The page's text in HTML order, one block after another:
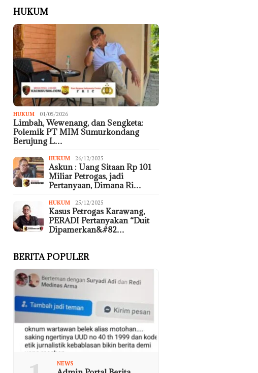
HUKUM
HUKUM 01/05/2026
Limbah, Wewenang, dan Sengketa:
Polemik PT MIM Sumurkondang
Berujung L…
HUKUM 26/12/2025
Askun : Uang Sitaan Rp 101
Miliar Petrogas, jadi
Pertanyaan, Dimana Ri…
HUKUM 25/12/2025
Kasus Petrogas Karawang,
PERADI Pertanyakan “Duit
Dipamerkan&#82…
BERITA POPULER
NEWS